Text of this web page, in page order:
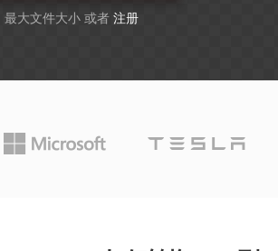
大文件大小 或者 注册